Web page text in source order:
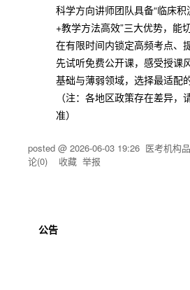
科学方向讲师团队具备“临床
+教学方法高效”三大优势，能
在有限时间内锁定高频考点、
先试听免费公开课，感受授课
基础与薄弱领域，选择最适配
（注：各地区政策存在差异，
准）
posted @ 2026-06-03 19:26 医考机构
论(0) 收藏 举报
公告